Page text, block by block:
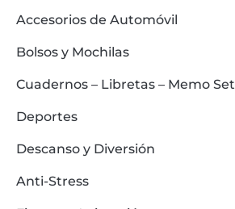
Accesorios de Automóvil
Bolsos y Mochilas
Cuadernos – Libretas – Memo Set
Deportes
Descanso y Diversión
Anti-Stress